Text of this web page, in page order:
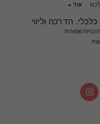
כלכלי. הדרכה וליווי
עוד